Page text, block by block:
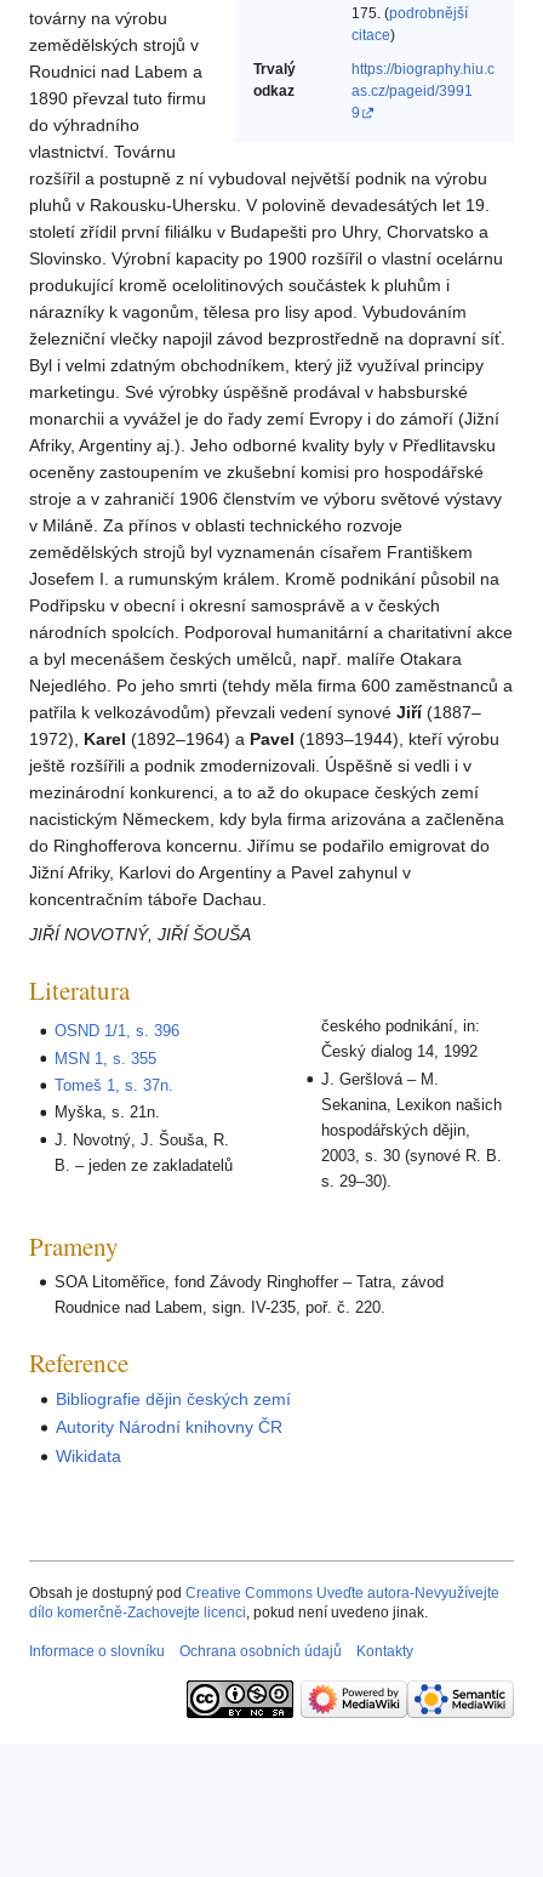
175. (podrobnější
citace)
Trvalý
odkaz
https://biography.hiu.c
as.cz/pageid/3991
9
továrny na výrobu
zemědělských strojů v
Roudnici nad Labem a
1890 převzal tuto firmu
do výhradního
vlastnictví. Továrnu
rozšířil a postupně z ní vybudoval největší podnik na výrobu
pluhů v Rakousku-Uhersku. V polovině devadesátých let 19.
století zřídil první filiálku v Budapešti pro Uhry, Chorvatsko a
Slovinsko. Výrobní kapacity po 1900 rozšířil o vlastní ocelárnu
produkující kromě ocelolitinových součástek k pluhům i
nárazníky k vagonům, tělesa pro lisy apod. Vybudováním
železniční vlečky napojil závod bezprostředně na dopravní síť.
Byl i velmi zdatným obchodníkem, který již využíval principy
marketingu. Své výrobky úspěšně prodával v habsburské
monarchii a vyvážel je do řady zemí Evropy i do zámoří (Jižní
Afriky, Argentiny aj.). Jeho odborné kvality byly v Předlitavsku
oceněny zastoupením ve zkušební komisi pro hospodářské
stroje a v zahraničí 1906 členstvím ve výboru světové výstavy
v Miláně. Za přínos v oblasti technického rozvoje
zemědělských strojů byl vyznamenán císařem Františkem
Josefem I. a rumunským králem. Kromě podnikání působil na
Podřipsku v obecní i okresní samosprávě a v českých
národních spolcích. Podporoval humanitární a charitativní akce
a byl mecenášem českých umělců, např. malíře Otakara
Nejedlého. Po jeho smrti (tehdy měla firma 600 zaměstnanců a
patřila k velkozávodům) převzali vedení synové Jiří(1887–
1972), Karel (1892–1964) a Pavel (1893–1944), kteří výrobu
ještě rozšířili a podnik zmodernizovali. Úspěšně si vedli i v
mezinárodní konkurenci, a to až do okupace českých zemí
nacistickým Německem, kdy byla firma arizována a začleněna
do Ringhofferova koncernu. Jiřímu se podařilo emigrovat do
Jižní Afriky, Karlovi do Argentiny a Pavel zahynul v
koncentračním táboře Dachau.
JIŘÍ NOVOTNÝ, JIŘÍ ŠOUŠA
Literatura
OSND 1/1, s. 396
MSN 1, s. 355
Tomeš 1, s. 37n.
Myška, s. 21n.
J. Novotný, J. Šouša, R.
B. – jeden ze zakladatelů
českého podnikání, in:
Český dialog 14, 1992
J. Geršlová – M.
Sekanina, Lexikon našich
hospodářských dějin,
2003, s. 30 (synové R. B.
s. 29–30).
Prameny
SOA Litoměřice, fond Závody Ringhoffer – Tatra, závod
Roudnice nad Labem, sign. IV-235, poř. č. 220.
Reference
Bibliografie dějin českých zemí
Autority Národní knihovny ČR
Wikidata
Obsah je dostupný pod Creative Commons Uveďte autora-Nevyužívejte
dílo komerčně-Zachovejte licenci, pokud není uvedeno jinak.
Informace o slovníku Ochrana osobních údajů Kontakty